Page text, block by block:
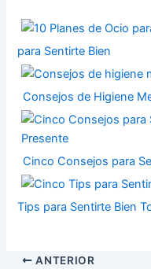
para Sentirte Bien
Consejos de Higiene
Cinco Consejos para
Tips para Sentirte Bien
ANTERIOR